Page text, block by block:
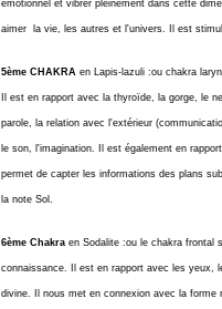
émotionnel et vibrer pleinement dans cette
aimer la vie, les autres et l'univers. Il est
5ème CHAKRA en Lapis-lazuli :ou chakra
Il est en rapport avec la thyroïde, la gorge, le
parole, la relation avec l'extérieur
le son, l'imagination. Il est également en
permet de capter les informations des plans
la note Sol.
6ème Chakra en Sodalite :ou le chakra
connaissance. Il est en rapport avec les yeux,
divine. Il nous met en connexion avec la